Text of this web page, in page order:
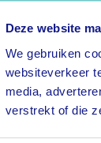
Deze website
We gebruiken
websiteverkeer
media,
verstrekt of die